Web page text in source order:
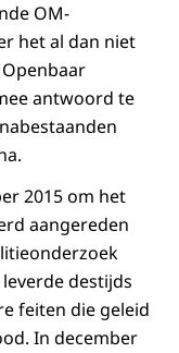
OM-
het al dan niet
antwoord te
2015 om het
aangereden
destijds
feiten die geleid
In december